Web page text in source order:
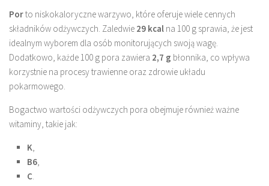
Porto niskokaloryczne warzywo, które oferuje wiele cennych
składników odżywczych. Zaledwie 29 kcal na 100 g sprawia, że jest
idealnym wyborem dla osób monitorujących swoją wagę.
Dodatkowo, każde 100 g pora zawiera 2,7 g błonnika, co wpływa
korzystnie na procesy trawienne oraz zdrowie układu
pokarmowego.
Bogactwo wartości odżywczych pora obejmuje również ważne
witaminy, takie jak:
K,
B6,
C.